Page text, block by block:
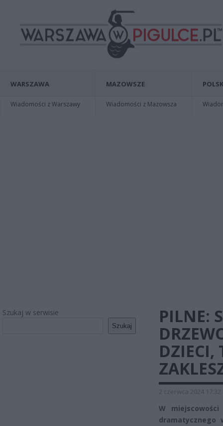
WARSZAWA
Wiadomości z Warszawy
MAZOWSZE
Wiadomości z Mazowsza
Szukaj w serwisie
Szukaj
PILNE:
DZIECI,
2 czerwca 2024 17:32
W
dramatycznego